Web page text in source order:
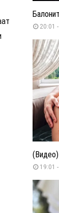
20:01
(Видео)
19:01